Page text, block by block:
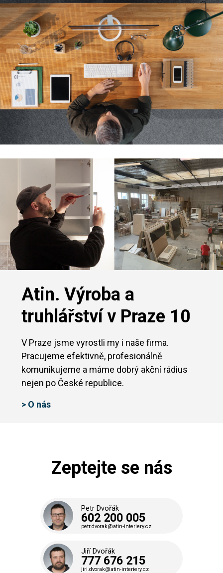
Atin. Výroba a
truhlářství v Praze 10
V Praze jsme vyrostli my i naše firma.
Pracujeme efektivně, profesionálně
komunikujeme a máme dobrý akční rádius
nejen po České republice.
> O nás
Zeptejte se nás
Petr Dvořák
602 200 005
petr.dvorak@atin-interiery.cz
Jiří Dvořák
777 676 215
jiri.dvorak@atin-interiery.cz